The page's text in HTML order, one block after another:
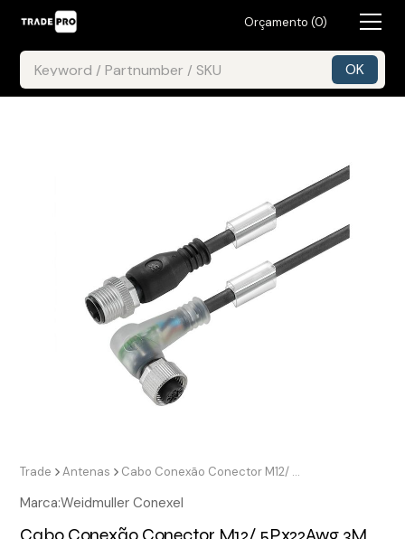
Orçamento (0)
Trade Antenas Cabo Conexão Conector M12/ 5Px22Awg 3M Weidmuller Conexel 1963910300
Marca:Weidmuller Conexel